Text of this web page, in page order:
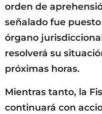
orden de
señalado fue
órgano
resolverá su
próximas horas.
Mientras tanto, la
continuará con